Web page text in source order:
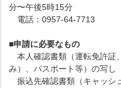
分〜午後5時15分
電話：0957-64-7713
■申請に必要なもの
本人確認書類（運転免許証
み）、パスポート等）の写し
振込先確認書類（キャッシ